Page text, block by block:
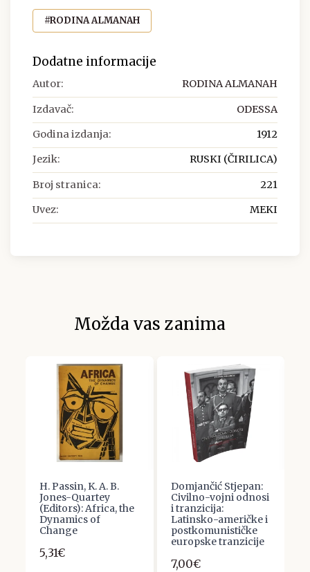
#RODINA ALMANAH
Dodatne informacije
Autor: RODINA ALMANAH
Izdavač: ODESSA
Godina izdanja: 1912
Jezik: RUSKI (ČIRILICA)
Broj stranica: 221
Uvez: MEKI
Možda vas zanima
H. Passin, K. A. B.
Jones-Quartey
(Editors): Africa, the
Dynamics of
Change
5,31€
Domjančić Stjepan:
Civilno-vojni odnosi
i tranzicija:
Latinsko-američke i
postkomunističke
europske tranzicije
7,00€